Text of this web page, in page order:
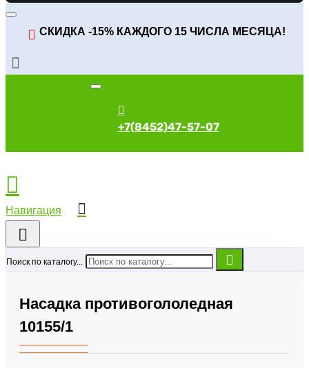
СКИДКА -15% КАЖДОГО 15 ЧИСЛА МЕСЯЦА!
+7(8452)47-57-07
Поиск по каталогу...
Насадка противогололедная
10155/1